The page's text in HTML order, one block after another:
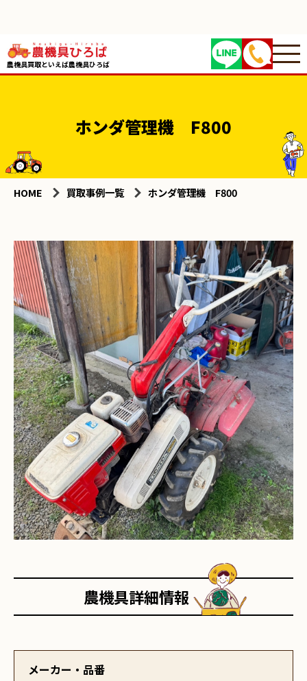
農機具買取といえば農機具ひろば
ホンダ管理機 F800
HOME 買取事例一覧 ホンダ管理機 F800
農機具詳細情報
メーカー・品番